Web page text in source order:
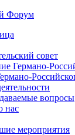
Форум
совет
Германо-
вопросы
нас
мероприятия